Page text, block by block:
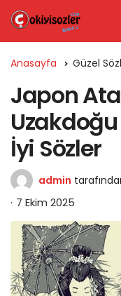
Anasayfa Güzel
Japon
İyi Sözler
admin
7 Ekim 2025